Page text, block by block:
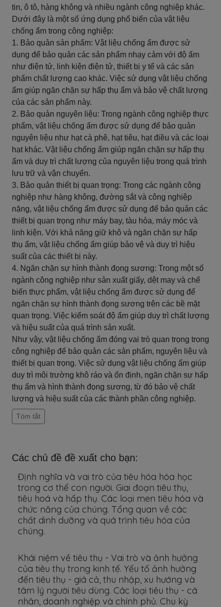
tin, ô tô, hàng không và nhiều ngành công nghiệp khác.
Dưới đây là một số ứng dụng phổ biến của vật liệu
chống ẩm trong công nghiệp:
1. Bảo quản sản phẩm: Vật liệu chống ẩm được sử
dụng để bảo quản các sản phẩm nhạy cảm với độ ẩm
như điện tử, linh kiện điện tử, thiết bị y tế và các sản
phẩm chất lượng cao khác. Việc sử dụng vật liệu chống
ẩm giúp ngăn chặn sự hấp thụ ẩm và bảo vệ chất lượng
của các sản phẩm này.
2. Bảo quản nguyên liệu: Trong ngành công nghiệp thực
phẩm, vật liệu chống ẩm được sử dụng để bảo quản
nguyên liệu như hạt cà phê, hạt tiêu, hạt điều và các loại
hạt khác. Vật liệu chống ẩm giúp ngăn chặn sự hấp thụ
ẩm và duy trì chất lượng của nguyên liệu trong quá trình
lưu trữ và vận chuyển.
3. Bảo quản thiết bị quan trọng: Trong các ngành công
nghiệp như hàng không, đường sắt và công nghiệp
nặng, vật liệu chống ẩm được sử dụng để bảo quản các
thiết bị quan trọng như máy bay, tàu hỏa, máy móc và
linh kiện. Với khả năng giữ khô và ngăn chặn sự hấp
thụ ẩm, vật liệu chống ẩm giúp bảo vệ và duy trì hiệu
suất của các thiết bị này.
4. Ngăn chặn sự hình thành đọng sương: Trong một số
ngành công nghiệp như sản xuất giấy, dệt may và chế
biến thực phẩm, vật liệu chống ẩm được sử dụng để
ngăn chặn sự hình thành đọng sương trên các bề mặt
quan trọng. Việc kiểm soát độ ẩm giúp duy trì chất lượng
và hiệu suất của quá trình sản xuất.
Như vậy, vật liệu chống ẩm đóng vai trò quan trọng trong
công nghiệp để bảo quản các sản phẩm, nguyên liệu và
thiết bị quan trọng. Việc sử dụng vật liệu chống ẩm giúp
duy trì môi trường khô ráo và ổn định, ngăn chặn sự hấp
thụ ẩm và hình thành đọng sương, từ đó bảo vệ chất
lượng và hiệu suất của các thành phần công nghiệp.
Tóm tắt
Các chủ đề đề xuất cho bạn:
Định nghĩa và vai trò của tiêu hóa hóa học
trong cơ thể con người. Giai đoạn tiêu thụ,
tiêu hoá và hấp thụ. Các loại men tiêu hóa và
chức năng của chúng. Tổng quan về các
chất dinh dưỡng và quá trình tiêu hóa của
chúng.
Khái niệm về tiêu thụ - Vai trò và ảnh hưởng
của tiêu thụ trong kinh tế. Yếu tố ảnh hưởng
đến tiêu thụ - giá cả, thu nhập, xu hướng và
tâm lý người tiêu dùng. Các loại tiêu thụ - cá
nhân, doanh nghiệp và chính phủ. Chu kỳ